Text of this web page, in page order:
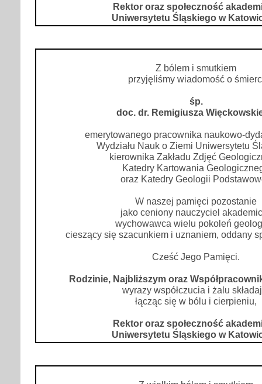
Rektor oraz społeczność
Uniwersytetu Śląskiego w
Z bólem i smutkiem
przyjęliśmy wiadomość o
śp.
doc. dr. Remigiusza
emerytowanego pracownika naukowo-
Wydziału Nauk o Ziemi Uniwersytetu
kierownika Zakładu Zdjęć
Katedry Kartowania
oraz Katedry Geologii
W naszej pamięci pozostanie
jako ceniony nauczyciel
wychowawca wielu pokoleń
cieszący się szacunkiem i uznaniem, oddany
Cześć Jego Pamięci.
Rodzinie, Najbliższym oraz
wyrazy współczucia i żalu
łącząc się w bólu i cierpieniu,
Rektor oraz społeczność
Uniwersytetu Śląskiego w